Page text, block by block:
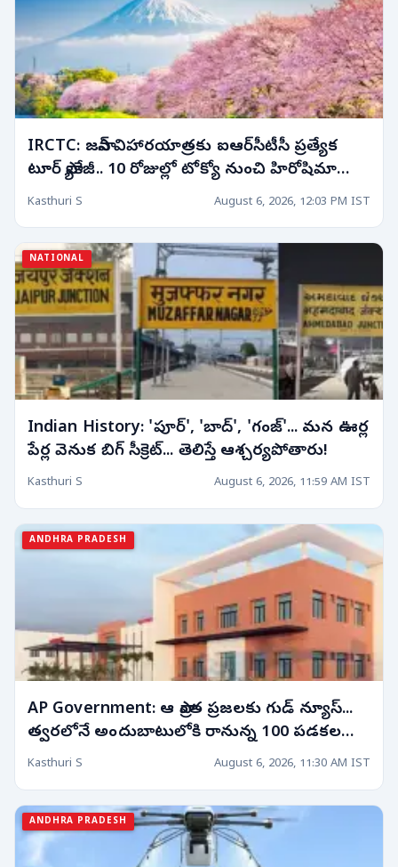
IRCTC: జపాన్ విహారయాత్రకు ఐఆర్‌సీటీసీ ప్రత్యేక
టూర్ ప్యాకేజీ.. 10 రోజుల్లో టోక్యో నుంచి హిరోషిమా
వరకు!
Kasthuri S August 6, 2026, 12:03 PM IST
NATIONAL
Indian History: 'పూర్', 'బాద్', 'గంజ్'... మన ఊర్ల
పేర్ల వెనుక బిగ్ సీక్రెట్... తెలిస్తే ఆశ్చర్యపోతారు!
Kasthuri S August 6, 2026, 11:59 AM IST
ANDHRA PRADESH
AP Government: ఆ ప్రాంత ప్రజలకు గుడ్ న్యూస్...
త్వరలోనే అందుబాటులోకి రానున్న 100 పడకల
ఆసుపత్రి!
Kasthuri S August 6, 2026, 11:30 AM IST
ANDHRA PRADESH